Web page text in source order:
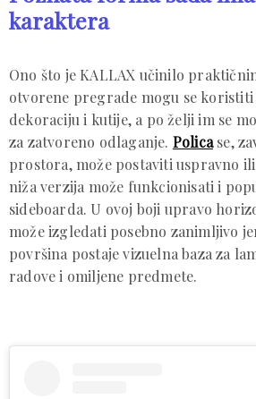
karaktera
Ono što je KALLAX učinilo
otvorene pregrade mogu se koristiti
dekoraciju i kutije, a po želji im se
za zatvoreno odlaganje. Polica se,
prostora, može postaviti uspravno
niža verzija može funkcionisati i
sideboarda. U ovoj boji upravo
može izgledati posebno zanimljivo
površina postaje vizuelna baza za
radove i omiljene predmete.